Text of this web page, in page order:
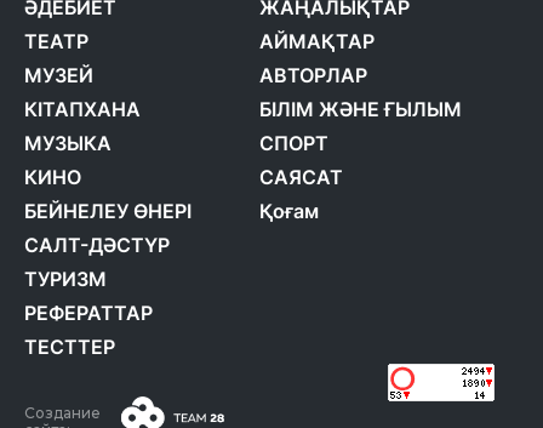
ӘДЕБИЕТ
ТЕАТР
МУЗЕЙ
КІТАПХАНА
МУЗЫКА
КИНО
БЕЙНЕЛЕУ ӨНЕРІ
САЛТ-ДӘСТҮР
ТУРИЗМ
РЕФЕРАТТАР
ТЕСТТЕР
ЖАҢАЛЫҚТАР
АЙМАҚТАР
АВТОРЛАР
БІЛІМ ЖӘНЕ ҒЫЛЫМ
СПОРТ
САЯСАТ
Қоғам
Создание